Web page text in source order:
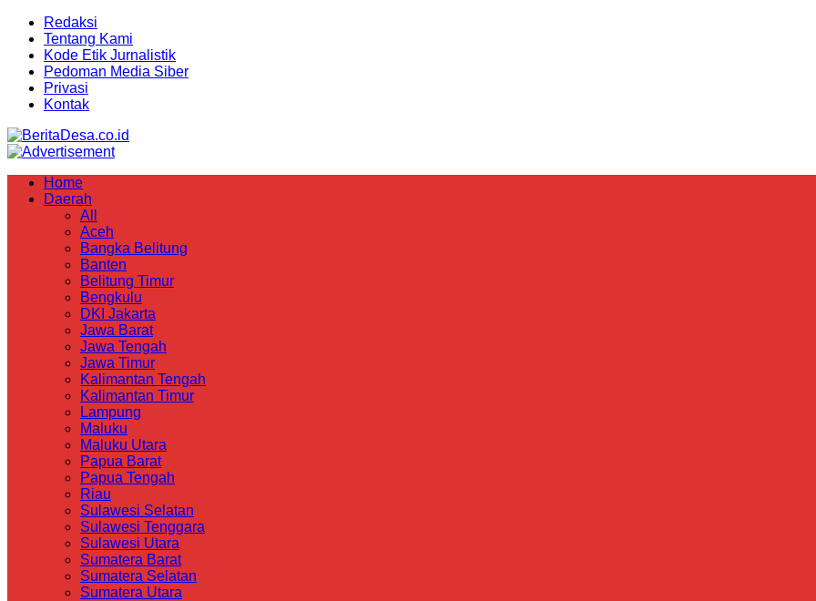
Redaksi
Tentang Kami
Kode Etik Jurnalistik
Pedoman Media Siber
Privasi
Kontak
Home
Daerah
All
Aceh
Bangka Belitung
Banten
Belitung Timur
Bengkulu
DKI Jakarta
Jawa Barat
Jawa Tengah
Jawa Timur
Kalimantan Tengah
Kalimantan Timur
Lampung
Maluku
Maluku Utara
Papua Barat
Papua Tengah
Riau
Sulawesi Selatan
Sulawesi Tenggara
Sulawesi Utara
Sumatera Barat
Sumatera Selatan
Sumatera Utara